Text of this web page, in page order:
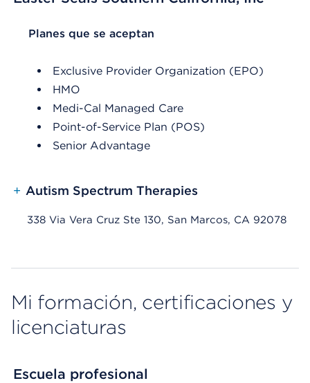
List Header Planes que se aceptan
Planes que se aceptan
Exclusive Provider Organization (EPO)
HMO
Medi-Cal Managed Care
Point-of-Service Plan (POS)
Senior Advantage
+ Autism Spectrum Therapies
338 Via Vera Cruz Ste 130, San Marcos, CA 92078
Mi formación, certificaciones y
licenciaturas
Escuela profesional